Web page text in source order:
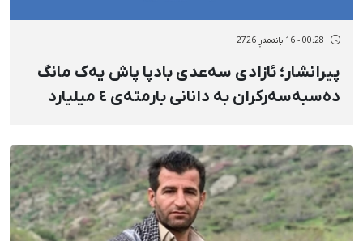
00:28 - 16 بانەمەڕ 2726
پیرانشار؛ ئازادی سەعدی بادپا پاش یەک مانگ
دەسبەسەرکران بە دانانی بارمتەی ٤ میلیارد